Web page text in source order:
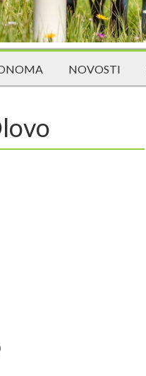
NOVOSTI